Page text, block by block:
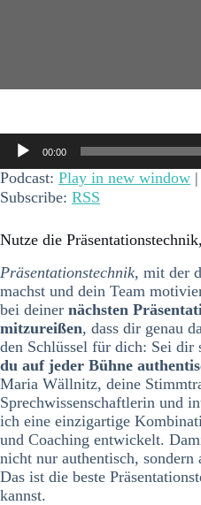
Audio-
Player
00:00
Podcast: Play in new window |
Subscribe: RSS
Nutze die
Präsentationstechnik, mit der
machst und dein Team
bei deiner nächsten
mitzureißen, dass dir genau
den Schlüssel für dich: Sei dir
du auf jeder Bühne
Maria Wällnitz, deine
Sprechwissenschaftlerin und
ich eine einzigartige
und Coaching entwickelt.
nicht nur authentisch,
Das ist die beste
kannst.